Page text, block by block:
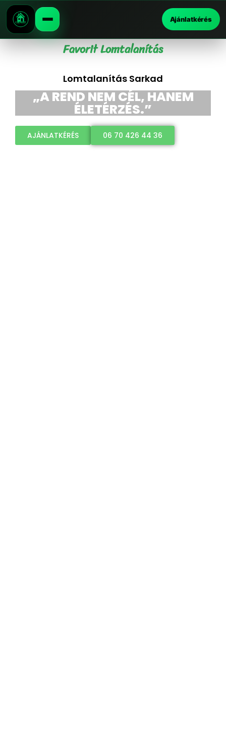
Ajánlatkérés
Favorit Lomtalanítás
Lomtalanítás Sarkad
„A REND NEM CÉL, HANEM
ÉLETÉRZÉS.”
AJÁNLATKÉRÉS 06 70 426 44 36